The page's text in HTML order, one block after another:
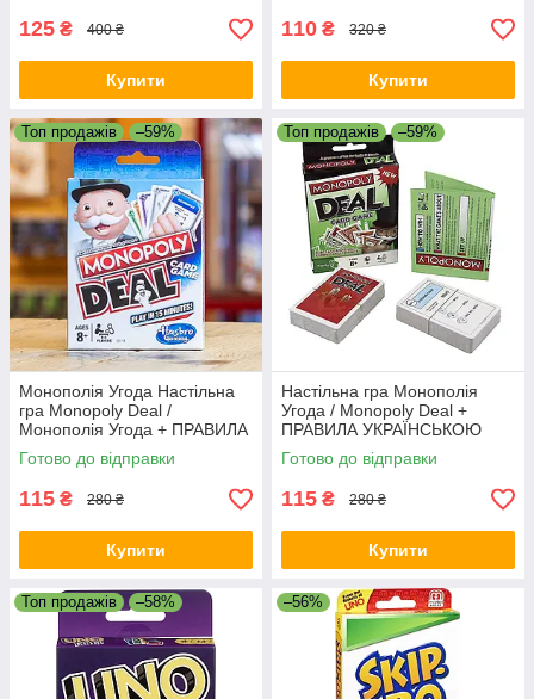
125 ₴ 400 ₴
Купити
110 ₴ 320 ₴
Купити
Топ продажів –59%
Монополія Угода Настільна
гра Monopoly Deal /
Монополія Угода + ПРАВИЛА
УКРАЇНСЬКОЮ
Готово до відправки
115 ₴ 280 ₴
Купити
Топ продажів –59%
Настільна гра Монополія
Угода / Monopoly Deal +
ПРАВИЛА УКРАЇНСЬКОЮ
Готово до відправки
115 ₴ 280 ₴
Купити
Топ продажів –58% –56%